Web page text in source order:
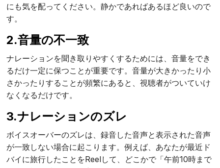
にも気を配ってください。静かであればあるほど良いので
す。
2.音量の不一致
ナレーションを聞き取りやすくするためには、音量をでき
るだけ一定に保つことが重要です。音量が大きかったり小
さかったりすることが頻繁にあると、視聴者がついていけ
なくなるだけです。
3.ナレーションのズレ
ボイスオーバーのズレは、録音した音声と表示された音声
が一致しない場合に起こります。例えば、あなたが最近ド
バイに旅行したことをReelして、どこかで「午前10時まで